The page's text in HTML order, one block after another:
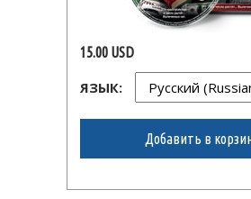
15.00 USD
ЯЗЫК:
Добавить в